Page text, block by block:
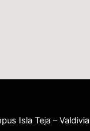
Isla Teja – Valdivia